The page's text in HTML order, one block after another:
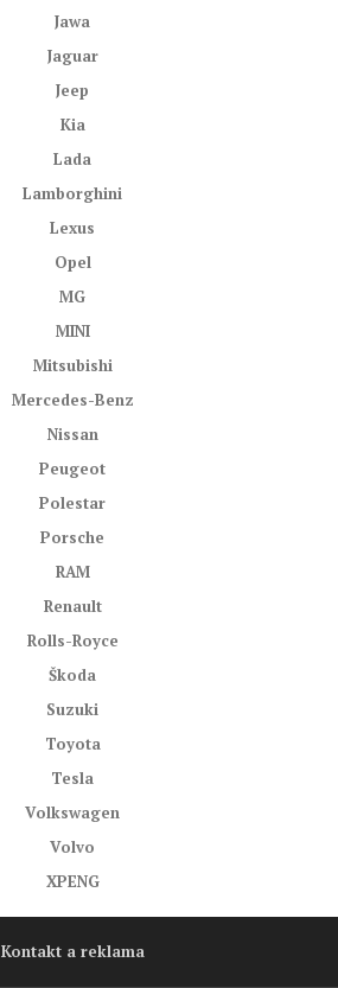
Jawa
Jaguar
Jeep
Kia
Lada
Lamborghini
Lexus
Opel
MG
MINI
Mitsubishi
Mercedes-Benz
Nissan
Peugeot
Polestar
Porsche
RAM
Renault
Rolls-Royce
Škoda
Suzuki
Toyota
Tesla
Volkswagen
Volvo
XPENG
Kontakt a reklama